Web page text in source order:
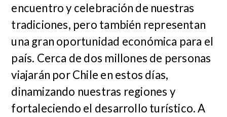
encuentro y celebración de nuestras
tradiciones, pero también representan
una gran oportunidad económica para el
país. Cerca de dos millones de personas
viajarán por Chile en estos días,
dinamizando nuestras regiones y
fortaleciendo el desarrollo turístico. A